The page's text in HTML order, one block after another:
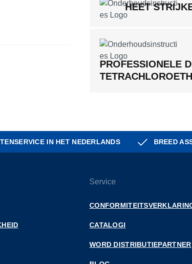
HEET
PROFESSIONELE
IN HET NEDERLANDS BREED
Service
CATALOGI
WORD DISTRIBUTIEPARTNER